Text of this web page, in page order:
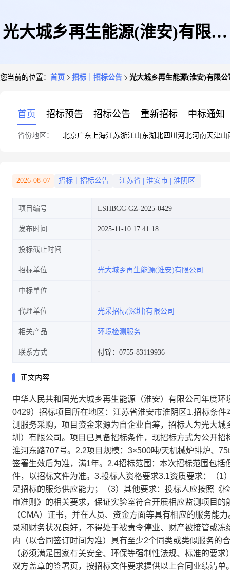
光大城乡再生能源(淮安)有限公
您当前的位置： 首页 招标｜招标公告 光大城乡再生能源(淮安)有限
首页 招标预告 招标公告 重新招标 中标通知
省份地区： 北京广东 上海江苏浙江山东湖北四川 河北河南天津山
2026-08-07 招标｜招标公告 江苏省 淮安市 淮阴区
项目编号 LSHBGC-GZ-2025-0429
发布时间 2025-11-10 17:41:18
投标截止时间
招标单位 光大城乡再生能源(淮安)有限公司
中标单位
代理单位 光采招标(深圳)有限公司
相关产品 环境检测服务
联系方式 付锦：0755-83119936
正文内容
中华人民共和国光大城乡再生能源（淮安）有限公司年度
0429）招标项目所在地区：江苏省淮安市淮阴区1.招标条
测服务采购，项目资金来源为自企业自筹，招标人为光大
圳）有限公司。项目已具备招标条件，现招标方式为公开
淮河东路707号。2.2项目规模：3×500吨/天机械炉排炉、
签署生效后为准，满1年。2.4招标范围：本次招标范围包
件，以招标文件为准。3.投标人资格要求3.1资质要求：（
足招标的服务供应能力；（3）其他要求：投标人应按照《
审准则》的相关要求，保证实验室符合开展相应监测项目
（CMA）证书，并在人员、资金方面等具有相应的服务能
录和财务状况良好，不得处于被责令停业、财产被接管或
内（以合同签订时间为准）具有至少2个同类或类似服务的
（必须满足国家有关安全、环保等强制性法规、标准的要
双方盖章的签署页，按招标文件要求提供以上合同业绩清单